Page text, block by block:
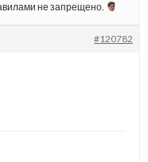
не запрещено.
#120782